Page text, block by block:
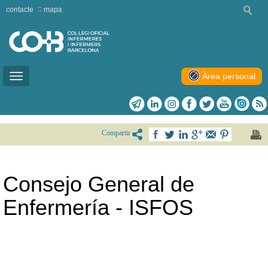
Toggle
contacte mapa
Àrea personal
Compartir
Consejo General de
Enfermería - ISFOS